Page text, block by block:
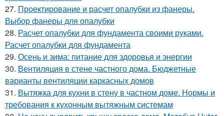
27. Проектирование и расчет опалубки из фанеры.
Выбор фанеры для опалубки
28. Расчет опалубки для фундамента своими руками.
Расчет опалубки для фундамента
29. Осень и зима: питание для здоровья и энергии
30. Вентиляция в стене частного дома. Бюджетные
варианты вентиляции каркасных домов
31. Вытяжка для кухни в стену в частном доме. Нормы и
требования к кухонным вытяжным системам